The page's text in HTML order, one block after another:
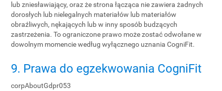
lub zniesławiający, oraz że strona łącząca nie zawiera żadnych
dorosłych lub nielegalnych materiałów lub materiałów
obraźliwych, nękających lub w inny sposób budzących
zastrzeżenia. To ograniczone prawo może zostać odwołane w
dowolnym momencie według wyłącznego uznania CogniFit.
9. Prawa do egzekwowania CogniFit
corpAboutGdpr053